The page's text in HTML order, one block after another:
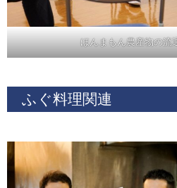
ほんまもん農産物の流
ふぐ料理関連